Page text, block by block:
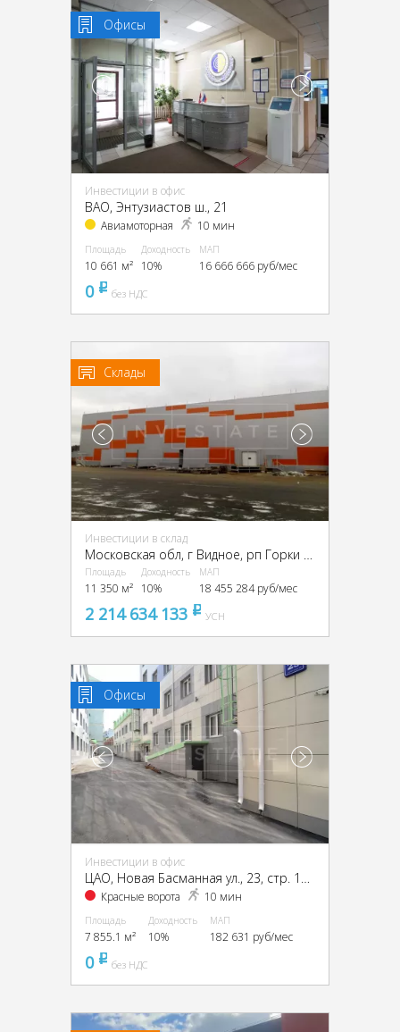
Офисы
Инвестиции в офис
ВАО, Энтузиастов ш., 21
Авиамоторная 10 мин
Площадь
10 661 м²
Доходность
10%
МАП
16 666 666 руб/мес
0 pуббез НДС
Склады
Инвестиции в склад
Московская обл, г Видное, рп Горки Ленинские, Промзона Технопарк улица Восточная, Московская обл., промзона Технопарк, Восточная ул.
Площадь
11 350 м²
Доходность
10%
МАП
18 455 284 руб/мес
2 214 634 133 pуб
УСН
Офисы
Инвестиции в офис
Красные ворота 10 мин
Площадь
7 855.1 м²
Доходность
10%
МАП
182 631 руб/мес
0 pуббез НДС